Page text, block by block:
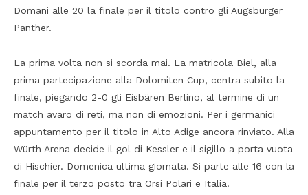
Domani alle 20 la finale per il titolo contro gli Augsburger
Panther.
La prima volta non si scorda mai. La matricola Biel, alla
prima partecipazione alla Dolomiten Cup, centra subito la
finale, piegando 2-0 gli Eisbären Berlino, al termine di un
match avaro di reti, ma non di emozioni. Per i germanici
appuntamento per il titolo in Alto Adige ancora rinviato. Alla
Würth Arena decide il gol di Kessler e il sigillo a porta vuota
di Hischier. Domenica ultima giornata. Si parte alle 16 con la
finale per il terzo posto tra Orsi Polari e Italia.